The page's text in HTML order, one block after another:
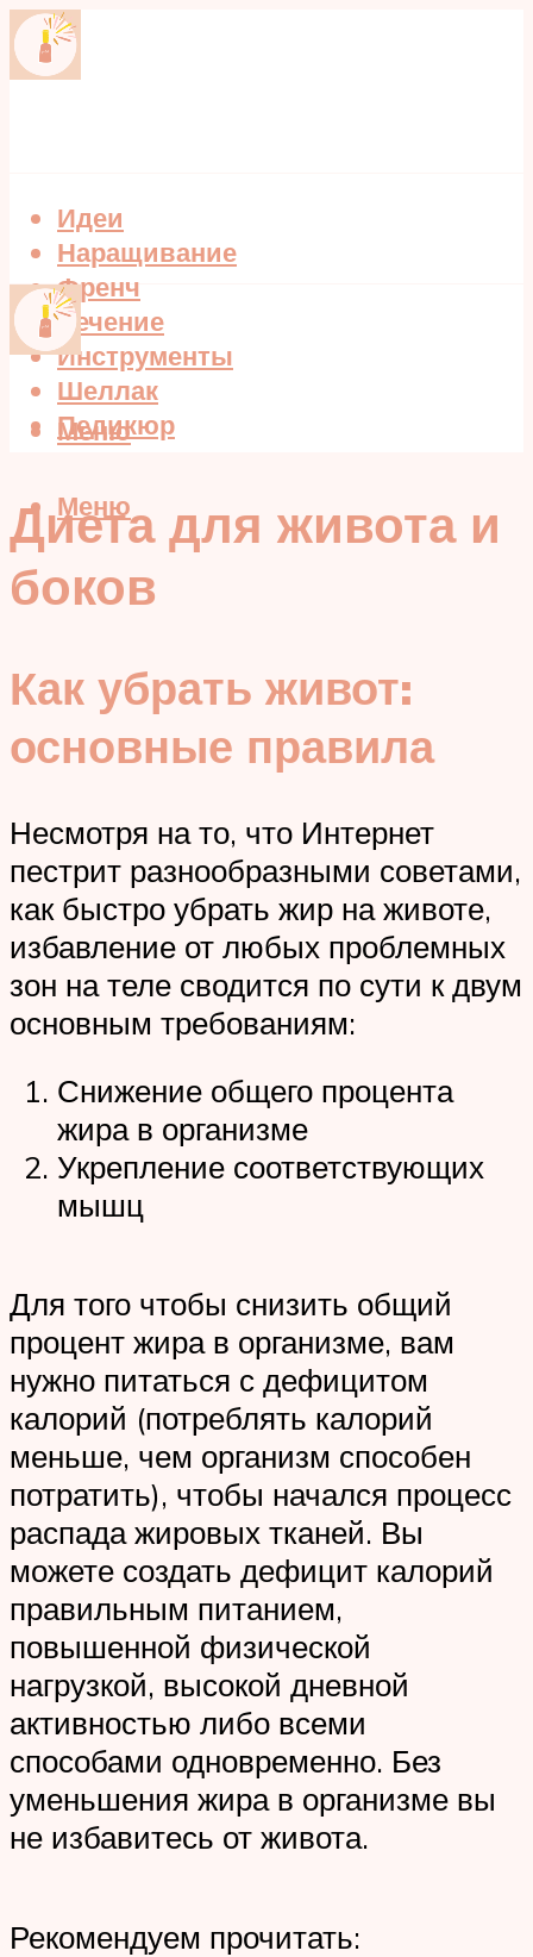
Идеи
Наращивание
Френч
Лечение
Инструменты
Шеллак
Педикюр
Меню
Меню
Диета для живота и
боков
Как убрать живот:
основные правила
Несмотря на то, что Интернет
пестрит разнообразными советами,
как быстро убрать жир на животе,
избавление от любых проблемных
зон на теле сводится по сути к двум
основным требованиям:
Снижение общего процента
жира в организме
Укрепление соответствующих
мышц
Для того чтобы снизить общий
процент жира в организме, вам
нужно питаться с дефицитом
калорий (потреблять калорий
меньше, чем организм способен
потратить), чтобы начался процесс
распада жировых тканей. Вы
можете создать дефицит калорий
правильным питанием,
повышенной физической
нагрузкой, высокой дневной
активностью либо всеми
способами одновременно. Без
уменьшения жира в организме вы
не избавитесь от живота.
Рекомендуем прочитать: